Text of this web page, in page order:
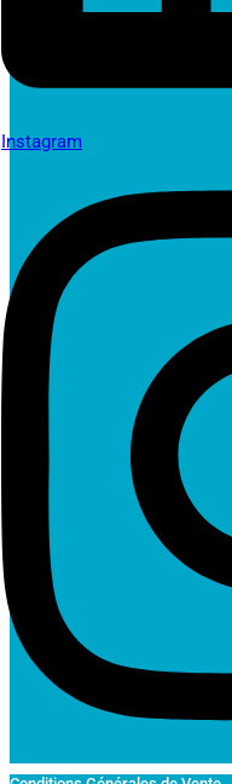
Instagram